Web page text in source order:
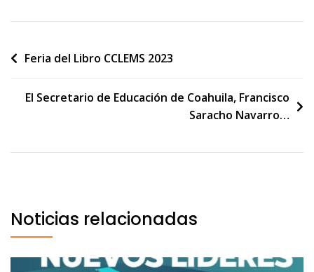
o
k
p
p
g
er
ti
Feria del Libro CCLEMS 2023
El Secretario de Educación de Coahuila, Francisco
Saracho Navarro…
Noticias relacionadas